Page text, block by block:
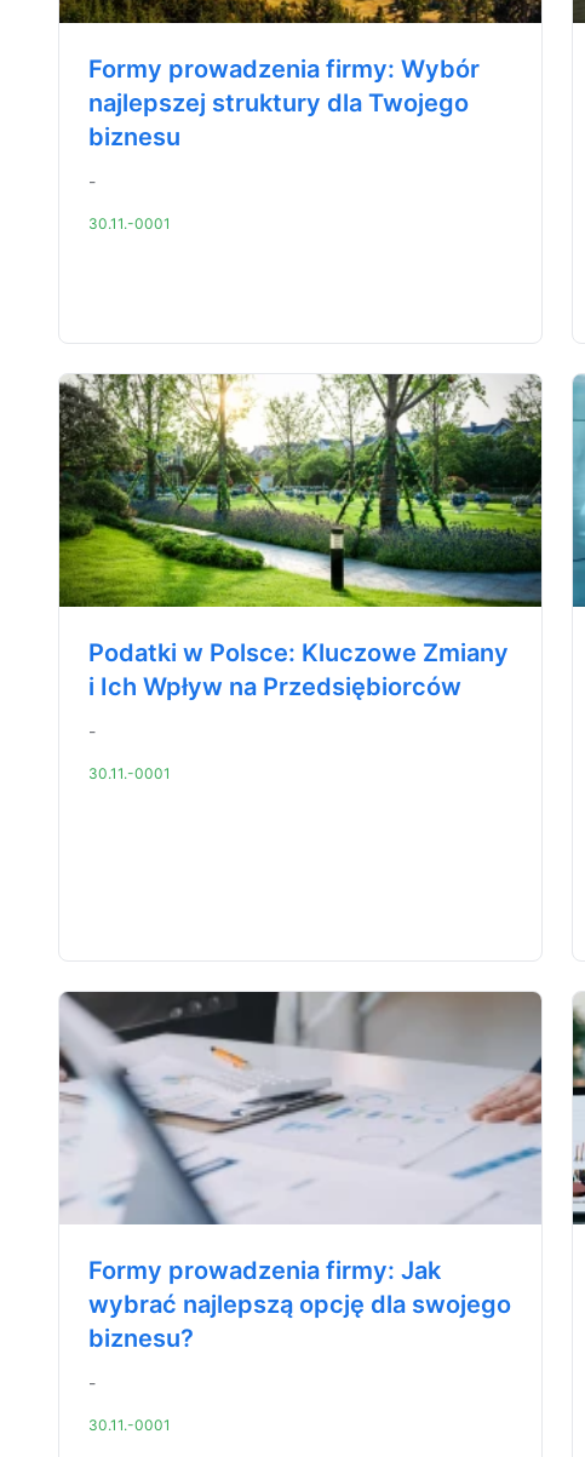
Formy prowadzenia firmy: Wybór
najlepszej struktury dla Twojego
biznesu
-
30.11.-0001
Podatki w Polsce: Kluczowe Zmiany
i Ich Wpływ na Przedsiębiorców
-
30.11.-0001
Formy prowadzenia firmy: Jak
wybrać najlepszą opcję dla swojego
biznesu?
-
30.11.-0001